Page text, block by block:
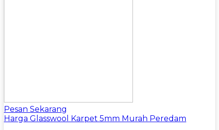
Pesan Sekarang
Harga Glasswool Karpet 5mm Murah Peredam